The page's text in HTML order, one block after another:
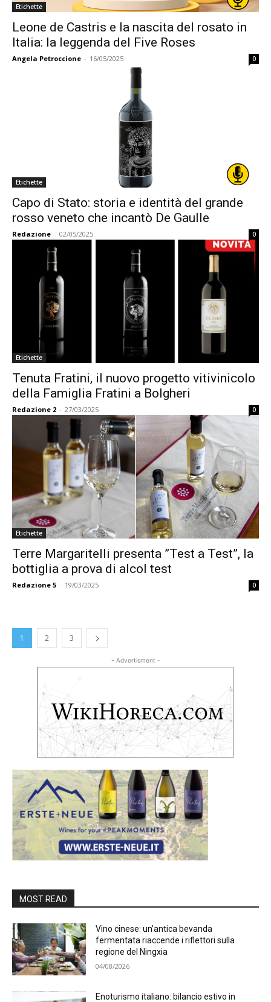
Etichette
Leone de Castris e la nascita del rosato in
Italia: la leggenda del Five Roses
Angela Petroccione - 16/05/2025 0
Etichette
Capo di Stato: storia e identità del grande
rosso veneto che incantò De Gaulle
Redazione - 02/05/2025 0
Etichette
Tenuta Fratini, il nuovo progetto vitivinicolo
della Famiglia Fratini a Bolgheri
Redazione 2 - 27/03/2025 0
Etichette
Terre Margaritelli presenta ”Test a Test”, la
bottiglia a prova di alcol test
Redazione 5 - 19/03/2025 0
1 2 3
- Advertisment -
MOST READ
Vino cinese: un’antica bevanda
fermentata riaccende i riflettori sulla
regione del Ningxia
04/08/2026
Enoturismo italiano: bilancio estivo in